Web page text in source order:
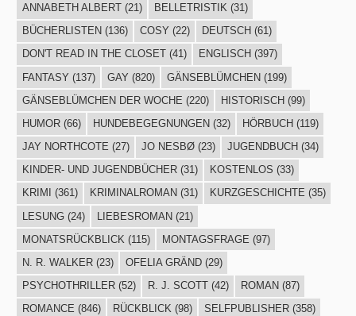
ANNABETH ALBERT(21) BELLETRISTIK (31)
BÜCHERLISTEN (136) COSY (22) DEUTSCH (61)
DON'T READ IN THE CLOSET(41) ENGLISCH (397)
FANTASY (137) GAY (820) GÄNSEBLÜMCHEN(199)
GÄNSEBLÜMCHEN DER WOCHE (220) HISTORISCH(99)
HUMOR(66) HUNDEBEGEGNUNGEN (32) HÖRBUCH (119)
JAY NORTHCOTE (27) JO NESBØ(23) JUGENDBUCH (34)
KINDER- UND JUGENDBÜCHER(31) KOSTENLOS (33)
KRIMI
(361) KRIMINALROMAN (31) KURZGESCHICHTE (35)
LESUNG(24) LIEBESROMAN(21)
MONATSRÜCKBLICK (115) MONTAGSFRAGE (97)
N. R. WALKER(23) OFELIA GRÄND(29)
PSYCHOTHRILLER(52) R. J. SCOTT(42) ROMAN (87)
ROMANCE (846) RÜCKBLICK(98) SELFPUBLISHER(358)